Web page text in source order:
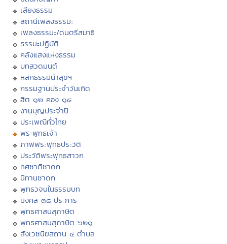
เสียงธรรม
สถานีเพลงธรรมะ
เพลงธรรมะ/ดนตรีสมาธิ
ธรรมะปฏิบัติ
คลังแสงแห่งธรรม
บทสวดมนต์
หลักธรรมนำสุขฯ
กรรมฐานประจำวันเกิด
ฮีต ๑๒ คอง ๑๔
งานบุญประจำปี
ประเพณีทั่วไทย
พระพุทธเจ้า
ภาพพระพุทธประวัติ
ประวัติพระพุทธสาวก
ทศชาติชาดก
นิทานชาดก
พุทธวจนในธรรมบท
มงคล ๓๘ ประการ
พุทธศาสนสุภาษิต
พุทธศาสนสุภาษิต ๖๒๑
สังเวชนียสถาน ๔ ตำบล